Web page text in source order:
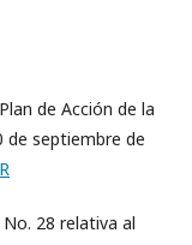
de Acción de la
de septiembre de
28 relativa al